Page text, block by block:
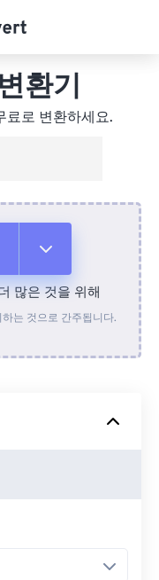
환기
료로 변환하세요.
에서
많은 것을 위해
는 것으로 간주됩니다.